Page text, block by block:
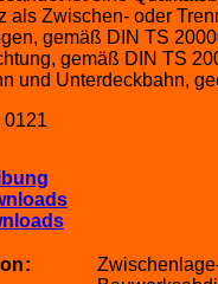
als Zwischen- oder
gemäß DIN TS
gemäß DIN TS
und Unterdeckbahn,
0121